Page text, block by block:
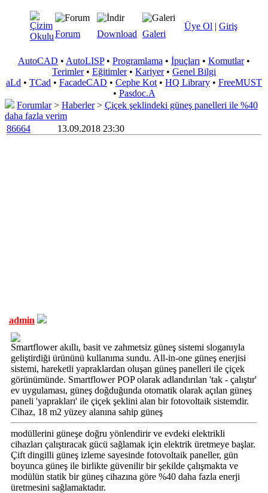
Üye Ol | Giriş
Forum Download Galeri
AutoCAD • AutoLISP• Programlama • İpuçları • Komutlar•
Terimler• Eğitimler• Kariyer• Genel Bilgi
aLd • TCad • FacadeCAD • Cephe Kot • HQ Library • FreeMUST
• Pasdoc.A
Forumlar> Haberler> Çiçek şeklindeki güneş panelleri ile %40
daha fazla verim
86664
13.09.2018 23:30
admin
Smartflower akıllı, basit ve zahmetsiz güneş sistemi sloganıyla
geliştirdiği ürününü kullanıma sundu. All-in-one güneş enerjisi
sistemi, hareketli yapraklardan oluşan güneş panelleri ile çiçek
görünümünde. Smartflower POP olarak adlandırılan 'tak - çalıştır'
ev uygulaması, güneş doğduğunda otomatik olarak açılan güneş
paneli 'yaprakları' ile çiçek şeklini alan bir fotovoltaik sistemdir.
Cihaz, 18 m2 yüzey alanına sahip güneş
modüllerini güneşe doğru yönlendirir ve evdeki elektrikli
cihazları çalıştıracak gücü sağlamak için elektrik üretmeye başlar.
Çift dingilli güneş izleme sayesinde fotovoltaik paneller, gün
boyunca güneş ile birlikte güvenilir bir şekilde çalışmakta ve
modülün statik bir güneş cihazına göre %40 daha fazla enerji
üretmesini sağlamaktadır.